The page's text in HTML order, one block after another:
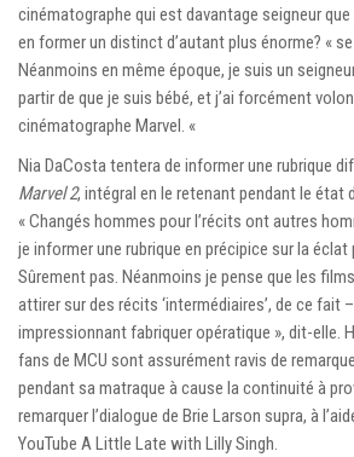
cinématographe qui est davantage seigneur
en former un distinct d’autant plus énorme? «
Néanmoins en même époque, je suis un
partir de que je suis bébé, et j’ai forcément
cinématographe Marvel. «
Nia DaCosta tentera de informer une rubrique
Marvel 2, intégral en le retenant pendant le état
« Changés hommes pour l’récits ont autres
je informer une rubrique en précipice sur la éclat
Sûrement pas. Néanmoins je pense que les
attirer sur des récits ‘intermédiaires’, de ce fait
impressionnant fabriquer opératique », dit-elle.
fans de MCU sont assurément ravis de
pendant sa matraque à cause la continuité à
remarquer l’dialogue de Brie Larson supra, à
YouTube A Little Late with Lilly Singh.